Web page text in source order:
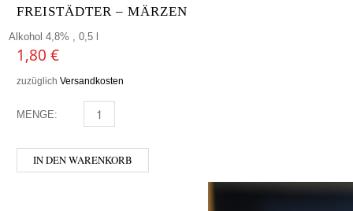
FREISTÄDTER – MÄRZEN
Alkohol 4,8% , 0,5 l
1,80 €
zuzüglich Versandkosten
MENGE: FREISTÄDTER - MÄRZEN MENGE
IN DEN WARENKORB